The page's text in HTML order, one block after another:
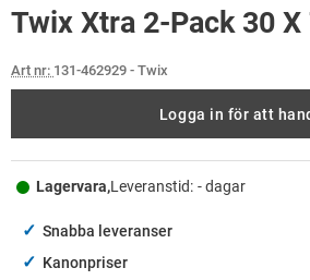
Twix Xtra 2-Pack 30 X
Art nr: 131-462929 - Twix
Logga in för att
Lagervara,Leveranstid: - dagar
✓ Snabba leveranser
✓ Kanonpriser